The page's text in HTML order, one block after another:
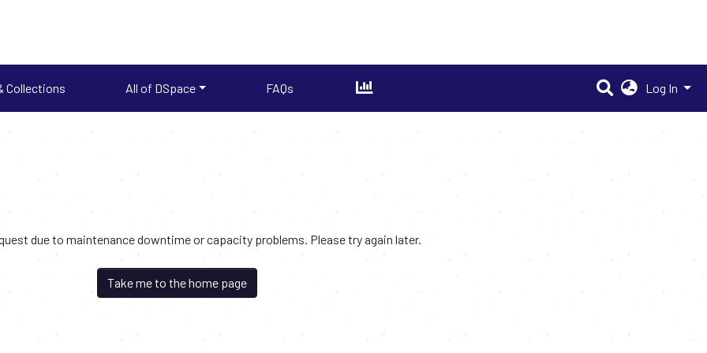
Collections All of DSpace FAQs Log In
due to maintenance downtime or capacity problems. Please try again later.
Take me to the home page